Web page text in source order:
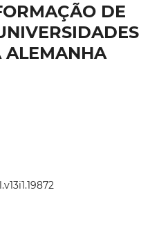
DE
ALEMANHA